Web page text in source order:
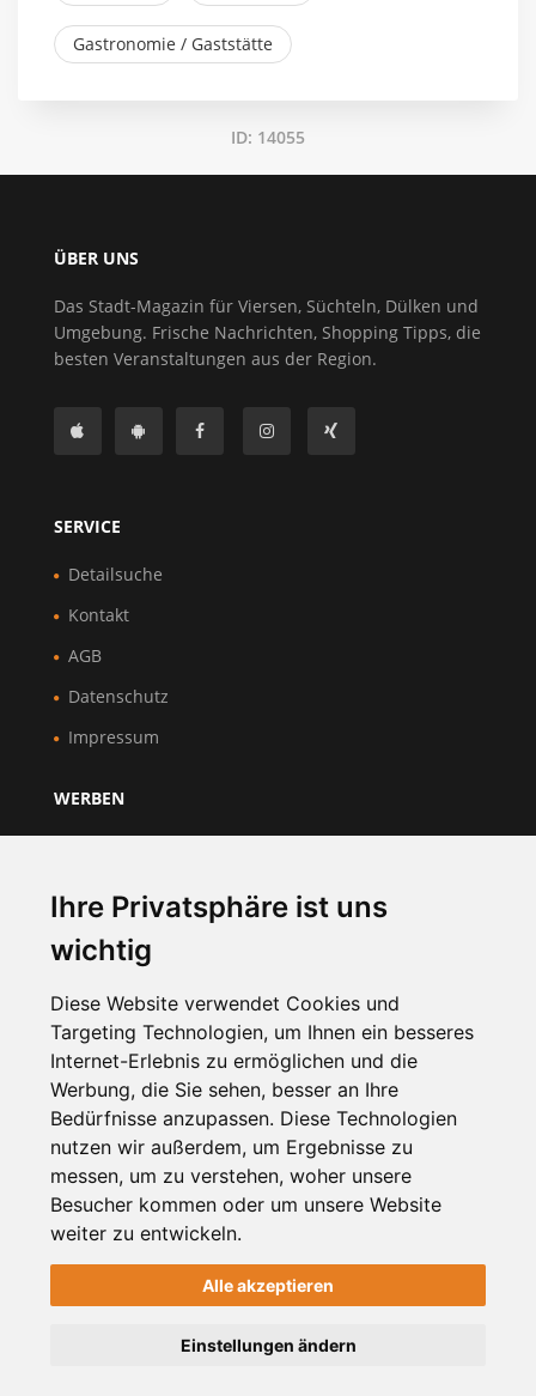
Ihre Privatsphäre ist uns
wichtig
Diese Website verwendet Cookies und
Targeting Technologien, um Ihnen ein besseres
Internet-Erlebnis zu ermöglichen und die
Werbung, die Sie sehen, besser an Ihre
Bedürfnisse anzupassen. Diese Technologien
nutzen wir außerdem, um Ergebnisse zu
messen, um zu verstehen, woher unsere
Besucher kommen oder um unsere Website
weiter zu entwickeln.
Alle akzeptieren
Einstellungen ändern
Gastronomie / Gaststätte
ID: 14055
ÜBER UNS
Das Stadt-Magazin für Viersen, Süchteln, Dülken und
Umgebung. Frische Nachrichten, Shopping Tipps, die
besten Veranstaltungen aus der Region.
SERVICE
Detailsuche
Kontakt
AGB
Datenschutz
Impressum
WERBEN
Unternehmen registrieren
NEWSLETTER
Handcrafted with
byHELLWACH Medien